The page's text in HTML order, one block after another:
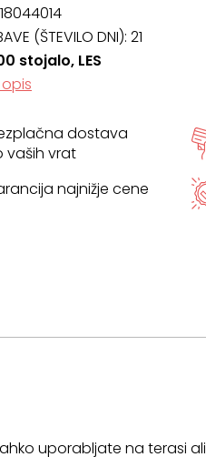
(ŠTEVILO DNI): 21
stojalo, LES
dostava
vaših vrat
najnižje cene
uporabljate na terasi ali